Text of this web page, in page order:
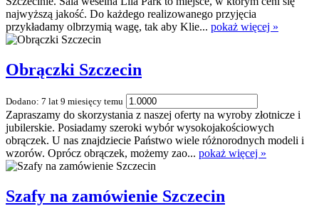
najwyższą jakość. Do każdego realizowanego przyjęcia
przykładamy olbrzymią wagę, tak aby Klie... pokaż więcej »
Obrączki Szczecin
Dodano: 7 lat 9 miesięcy temu
Zapraszamy do skorzystania z naszej oferty na wyroby złotnicze i
jubilerskie. Posiadamy szeroki wybór wysokojakościowych
obrączek. U nas znajdziecie Państwo wiele różnorodnych modeli i
wzorów. Oprócz obrączek, możemy zao... pokaż więcej »
Szafy na zamówienie Szczecin